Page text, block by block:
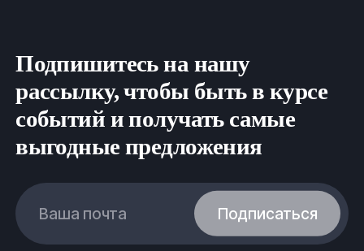
и техническим условиям (ТУ).
ООО ФеРус, г.Салехард.
Подпишитесь на нашу
рассылку, чтобы быть в курсе
событий и получать самые
выгодные предложения
Ваша почта Подписаться